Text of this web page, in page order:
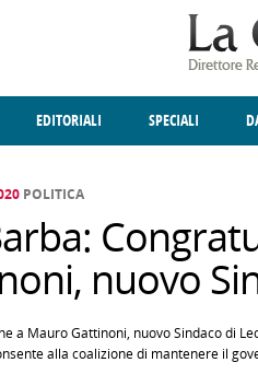
EDITORIALI SPECIALI
POLITICA
nuovo
a Mauro Gattinoni, nuovo Sindaco di
alla coalizione di mantenere il